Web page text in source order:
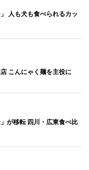
人も犬も食べられるカッ
こんにゃく麺を主役に
が移転 四川・広東食べ比